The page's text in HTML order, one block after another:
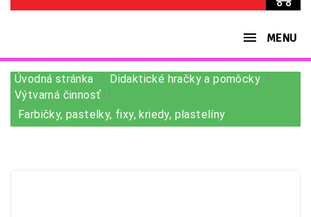
MENU
Úvodná stránka
Didaktické hračky a pomôcky
Výtvarná činnosť
Farbičky, pastelky, fixy, kriedy, plastelíny